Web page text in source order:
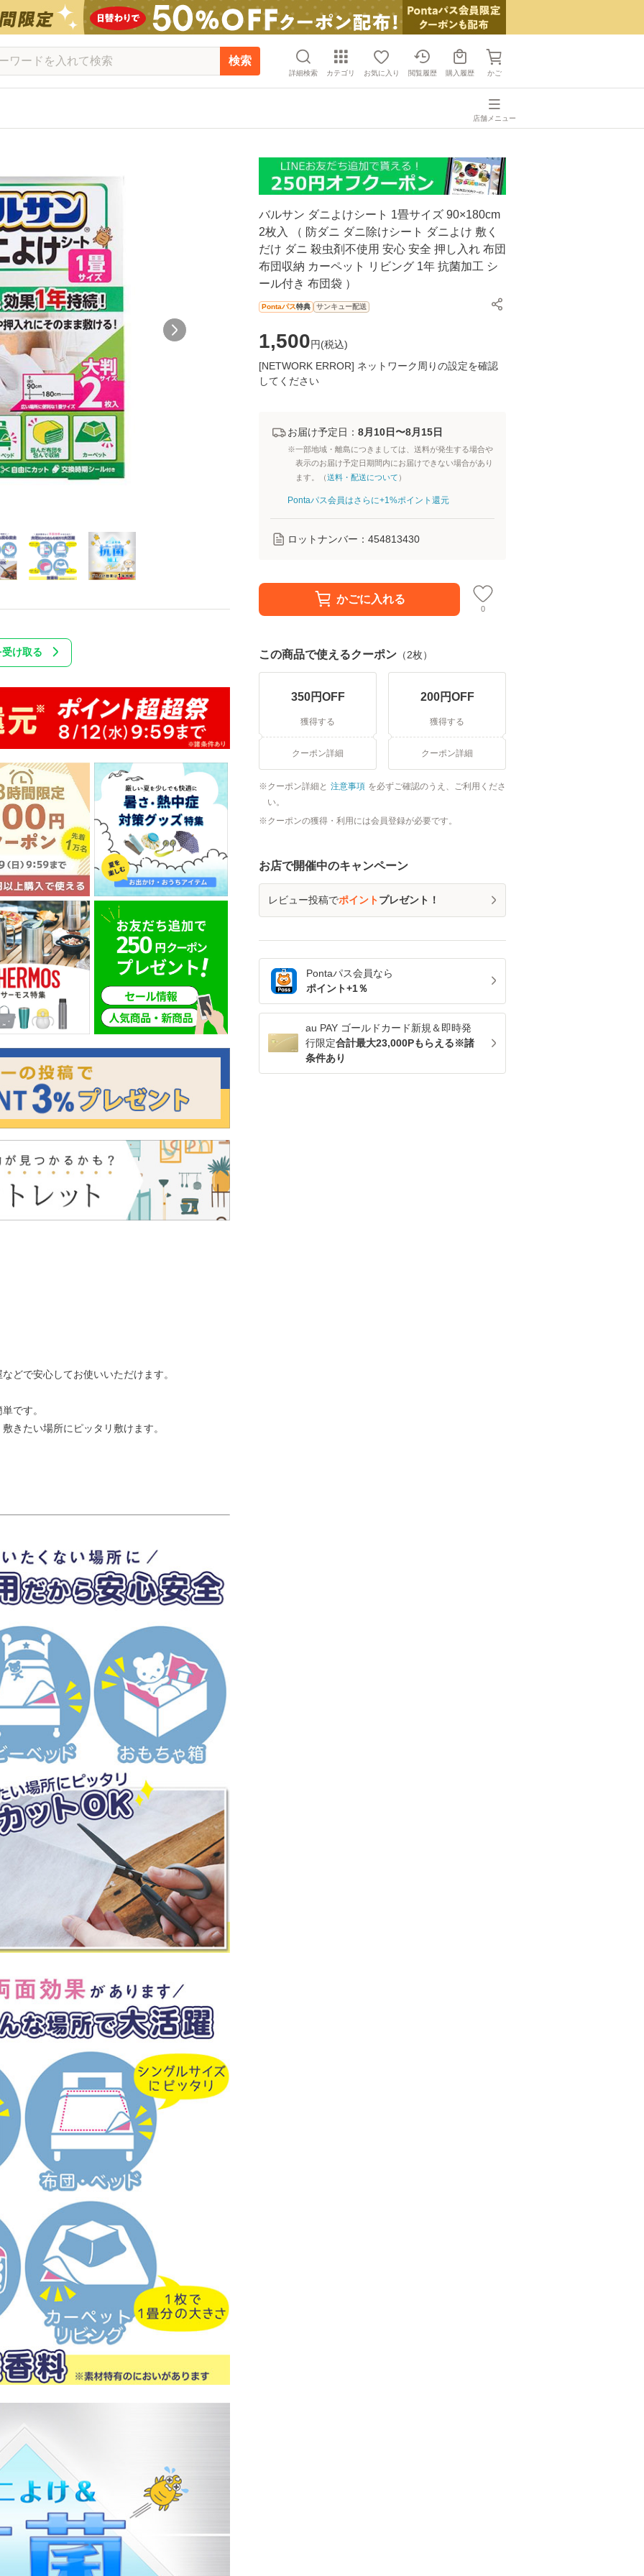
検索
詳細検索 カテゴリ お気に入り 閲覧履歴 購入履歴 かご
店舗メニュー
バルサン ダニよけシート 1畳サイズ 90×180cm
2枚入 （ 防ダニ ダニ除けシート ダニよけ 敷く
だけ ダニ 殺虫剤不使用 安心 安全 押し入れ 布団
布団収納 カーペット リビング 1年 抗菌加工 シ
ール付き 布団袋 ）
Pontaパス特典 サンキュー配送
1,500円(税込)
[NETWORK ERROR] ネットワーク周りの設定を確認
してください
お届け予定日： 8月10日〜8月15日
※一部地域・離島につきましては、送料が発生する場合や
表示のお届け予定日期間内にお届けできない場合があり
ます。（送料・配送について ）
Pontaパス会員はさらに+1%ポイント還元
ロットナンバー： 454813430
かごに入れる
0
この商品で使えるクーポン （2枚）
350円OFF
獲得する
クーポン詳細
200円OFF
獲得する
クーポン詳細
クーポン詳細と 注意事項 を必ずご確認のうえ、ご利用くださ
い。
クーポンの獲得・利用には会員登録が必要です。
お店で開催中のキャンペーン
レビュー投稿でポイントプレゼント！
Pontaパス会員なら
ポイント+1％
au PAY ゴールドカード新規＆即時発
行限定合計最大23,000Pもらえる※諸
条件あり
け取る
どで安心してお使いいただけます。
です。
きたい場所にピッタリ敷けます。